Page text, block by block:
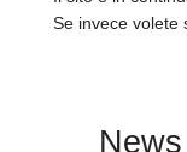
Se invece volete